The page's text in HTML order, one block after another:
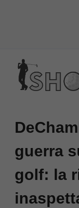
contenuto
guerra
golf: la